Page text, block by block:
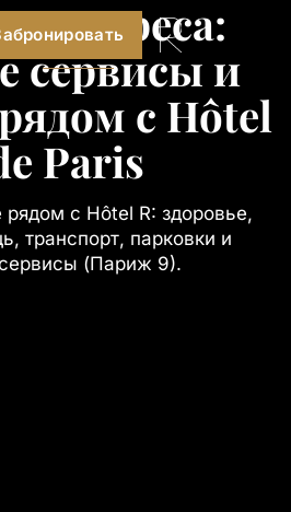
адреса:
сервисы и
с Hôtel
Paris
с Hôtel R: здоровье,
транспорт, парковки и
(Париж 9).